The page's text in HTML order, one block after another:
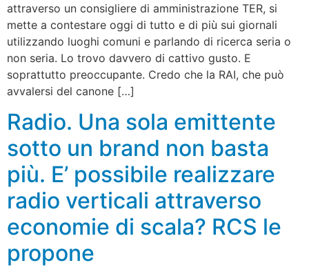
attraverso un consigliere di amministrazione TER, si
mette a contestare oggi di tutto e di più sui giornali
utilizzando luoghi comuni e parlando di ricerca seria o
non seria. Lo trovo davvero di cattivo gusto. E
soprattutto preoccupante. Credo che la RAI, che può
avvalersi del canone […]
Radio. Una sola emittente
sotto un brand non basta
più. E’ possibile realizzare
radio verticali attraverso
economie di scala? RCS le
propone